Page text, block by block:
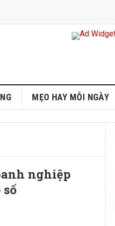
MẸO HAY MỖI NGÀY
nghiệp